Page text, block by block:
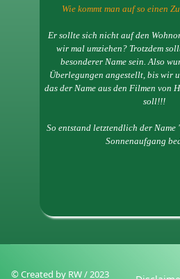
Wie kommt man auf so einen
Er sollte sich nicht auf den
wir mal umziehen? Trotzdem
besonderer Name sein. Also
Überlegungen angestellt, bis wir
das der Name aus den Filmen von
soll!!!
So entstand letztendlich der Name
Sonnenaufgang
© Created by RW / 2023